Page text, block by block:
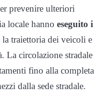
prevenire ulteriori
locale hanno eseguito i
traiettoria dei veicoli e
La circolazione stradale
fino alla completa
dalla sede stradale.